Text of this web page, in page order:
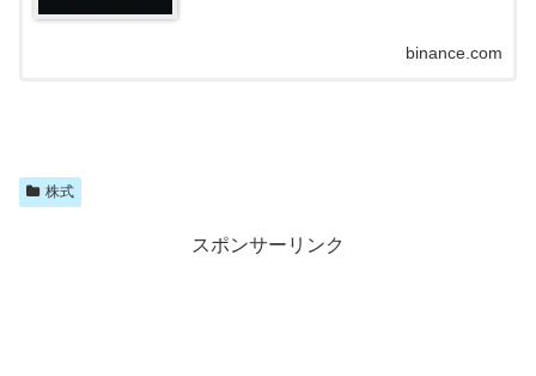
binance.com
株式
スポンサーリンク